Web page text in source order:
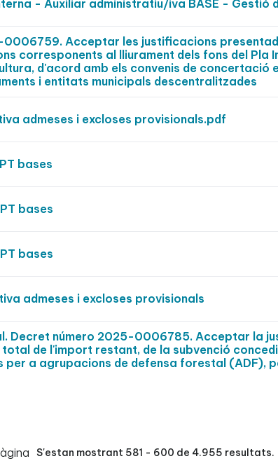
- Auxiliar administratiu/iva BASE - Gestió
Acceptar les justificacions
corresponents al lliurament dels fons del Pla
d'acord amb els convenis de concertació
i entitats municipals descentralitzades
admeses i excloses provisionals.pdf
bases
bases
bases
admeses i excloses provisionals
Decret número 2025-0006785. Acceptar la
de l'import restant, de la subvenció
per a agrupacions de defensa forestal (ADF),
S'estan mostrant 581 - 600 de 4.955 resultats.